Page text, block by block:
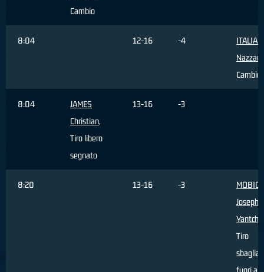
Cambio
8:04 12-16 -4
Cambio
8:04
JAMES
Christian,
Tiro libero
segnato
13-16 -3
8:20 13-16 -3
MOBIO
Joseph
Tiro
fuori